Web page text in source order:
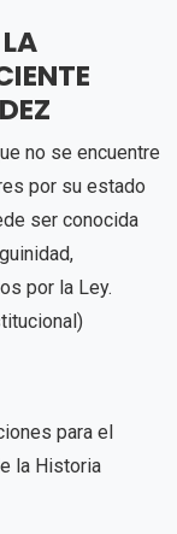
no se encuentre
por su estado
ser conocida
por la Ley.
para el
la Historia